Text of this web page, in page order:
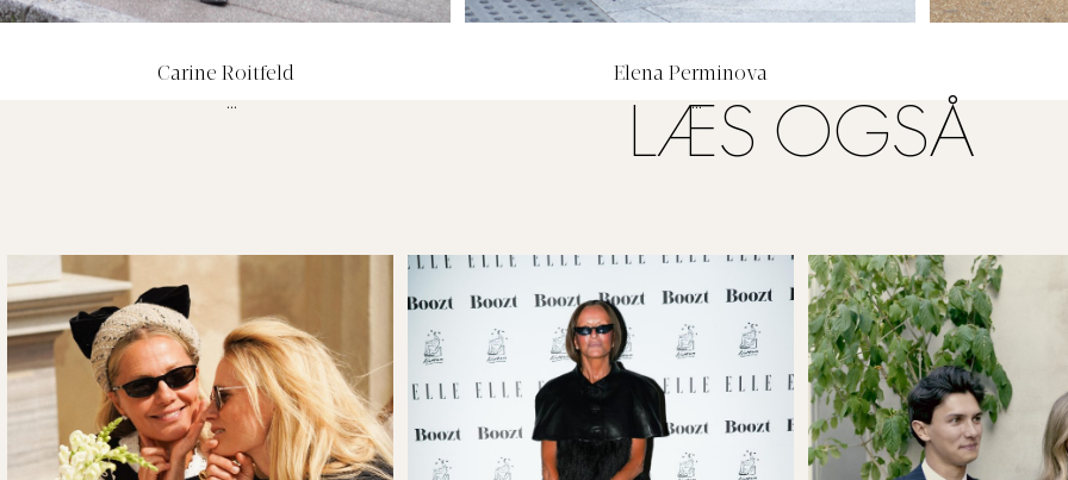
Carine Roitfeld Elena Perminova
LONDON FASHION WEEK
LÆS OGSÅ